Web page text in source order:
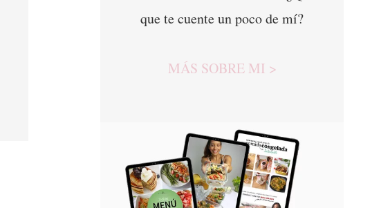
que te cuente un poco de mí?
MÁS SOBRE MI >